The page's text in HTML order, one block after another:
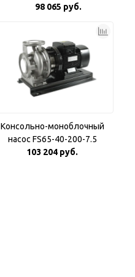
98 065 руб.
Консольно-моноблочный
насос FS65-40-200-7.5
103 204 руб.